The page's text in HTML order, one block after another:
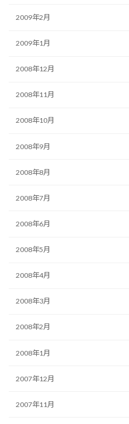
2009年2月
2009年1月
2008年12月
2008年11月
2008年10月
2008年9月
2008年8月
2008年7月
2008年6月
2008年5月
2008年4月
2008年3月
2008年2月
2008年1月
2007年12月
2007年11月